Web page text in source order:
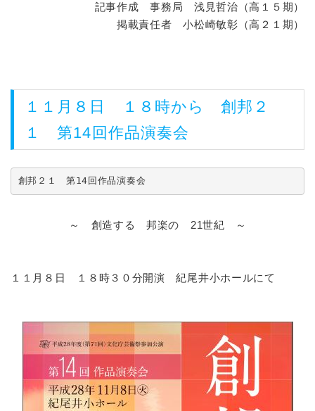
記事作成 事務局 浅見哲治（高１５期）
掲載責任者 小松崎敏彰（高２１期）
１１月８日 １８時から 創邦２
１ 第14回作品演奏会
創邦２１　第14回作品演奏会
～ 創造する 邦楽の 21世紀 ～
１１月８日 １８時３０分開演 紀尾井小ホールにて